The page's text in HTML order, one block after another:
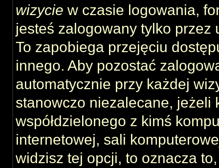
wizycie w czasie logowania,
jesteś zalogowany tylko
To zapobiega przejęciu
innego. Aby pozostać
automatycznie przy każdej
stanowczo niezalecane, jeżeli
współdzielonego z kimś
internetowej, sali
widzisz tej opcji, to oznacza